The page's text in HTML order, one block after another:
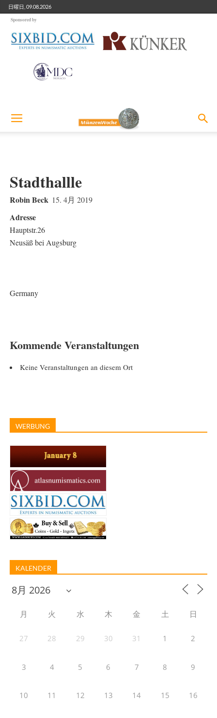
日曜日, 09.08.2026
Sponsored by
Stadthallle
Robin Beck 15. 4月 2019
Adresse
Hauptstr.26
Neusäß bei Augsburg
Germany
Kommende Veranstaltungen
Keine Veranstaltungen an diesem Ort
WERBUNG
KALENDER
月 火 水 木 金 土 日
27 28 29 30 31 1 2
3 4 5 6 7 8 9
10 11 12 13 14 15 16